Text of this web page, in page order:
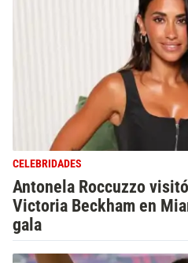
CELEBRIDADES
Antonela Roccuzzo
Victoria Beckham en
gala